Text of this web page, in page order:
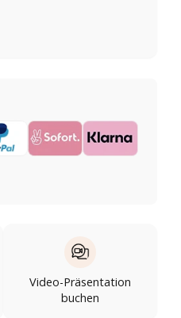
Video-Präsentation
buchen